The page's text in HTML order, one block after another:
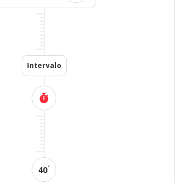
Intervalo
40´